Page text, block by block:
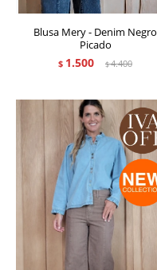
Blusa Mery - Denim Negro
Picado
$ 1.500 $4.400